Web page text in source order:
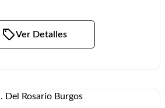
Ver Detalles